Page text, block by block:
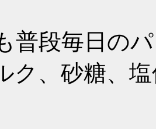
普段毎日の
ク、砂糖、